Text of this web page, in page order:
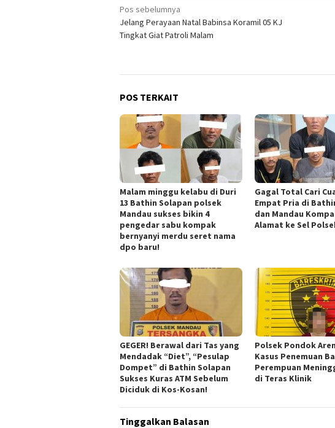
Navigasi
pos
Pos sebelumnya
Jelang Perayaan Natal Babinsa Koramil 05 KJ
Tingkat Giat Patroli Malam
POS TERKAIT
Malam minggu kelabu di Duri
13 Bathin Solapan polsek
Mandau sukses bikin 4
pengedar sabu kompak
bernyanyi merdu seret nama
dpo baru!
Gagal Total Cari
Empat Pria di
dan Mandau
Alamat ke Sel
GEGER! Berawal dari Tas yang
Mendadak “Diet”, “Pesulap
Dompet” di Bathin Solapan
Sukses Kuras ATM Sebelum
Diciduk di Kos-Kosan!
Polsek Pondok
Kasus Penemuan
Perempuan
di Teras Klinik
Tinggalkan Balasan